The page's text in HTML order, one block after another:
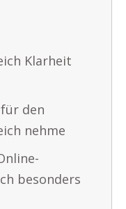
Klarheit
den
nehme
besonders